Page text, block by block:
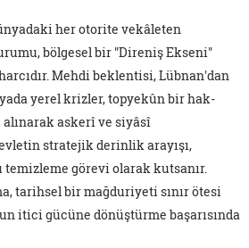
her otorite vekâleten
bölgesel bir "Direniş Ekseni"
Mehdi beklentisi, Lübnan'dan
yerel krizler, topyekûn bir hak-
alınarak askerî ve siyâsî
stratejik derinlik arayışı,
temizleme görevi olarak kutsanır.
tarihsel bir mağduriyeti sınır ötesi
itici gücüne dönüştürme başarısında